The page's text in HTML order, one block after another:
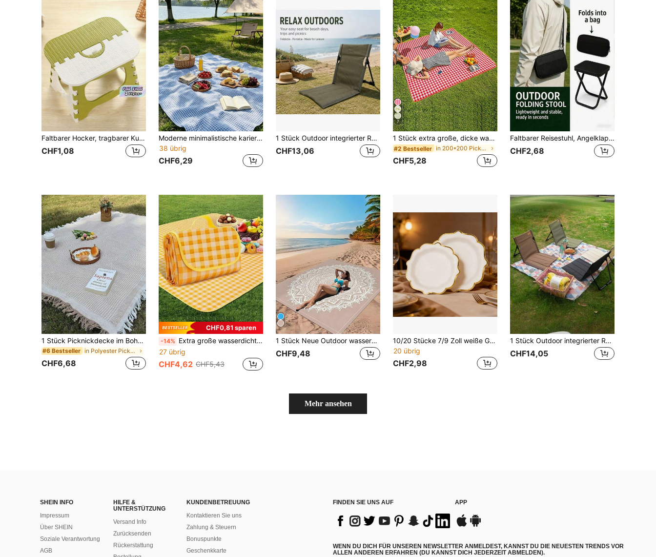
Faltbarer Hocker, tragbarer Kunststoffstuhl, leicht, kompakt, platzsparend, einfach zu verstauen, rutschfest, stabil, kleine Bank für Outdoor, Angeln, Reisen, Zug, Zuhause, Innen- und Außenbereich, täglicher Gebrauch
CHF1,08
Moderne minimalistische karierte Outdoor-Picknickmatte, blau-weiß karierte Picknickdecke mit Quasten, weiche karierte Outdoor-Strandmatte, waschbare karierte dekorative Decke, geeignet für Gartenpicknick, Camping, Frühlings- und Herbst-Outdoor-Party, Geburtstags-Outdoor-Party und tägliche Freizeitnutzung
38 übrig
CHF6,29
1 Stück Outdoor integrierter Rückenlehnen Sitz Stuhl, faltbarer Einzelperson Freizeitstuhl, tragbarer Camping Strandstuhl, geeignet für Reisen und Rasennutzung, Schulanfang Schülerbedarf, großartiges Preis-Leistungs-Verhältnis
CHF13,06
7
1 Stück extra große, dicke wasserdichte Picknick-Matte, faltbare wasserdichte Picknick-Decke für Outdoor, tragbare Picknick-Matte geeignet für Familie, Freunde, Camping und Picknicks
#2 Bestseller in 200*200 Picknickmatte
CHF5,28
Faltbarer Reisestuhl, Angelklappstuhl, robuster Sitz, perfekt für Camping, Angeln und Outdoor-Einsatz, stabil und wackelfrei, Campingstuhl, tragbares Design, Campingausrüstung, tragbarer Sitz, platzsparende Möbel, leichte Struktur, Outdoor-Abenteuer-Enthusiasten
CHF2,68
1 Stück Picknickdecke im Boho-Stil, Campingdecke, Tischdecke, Outdoor-Rasenmatte, Campingausrüstung, Boho-Stil Tischdecke, Nickerchen-Decke, feuchtigkeitsabweisende Zeltmatte, Picknickmatte, geeignet für Outdoor-Picknick, Feiertagsparty-Dekoration, Schlafzimmer-/Wohnzimmer-Dekoration, Outdoor-Reisen, Valentinstag-Geschenk, Innenraum-Dekoration
#6 Bestseller in Polyester Picknickmatte
CHF6,68
CHF0,81 sparen
-14% Extra große wasserdichte & sandresistente Outdoor-Picknickdecke, Reisedecke, Campingausrüstung, Campingzubehör, Strandzubehör, Picknickzubehör, Urlaubs-Camping-Essentials, tragbare faltbare Decken Gingham-Picknickmatte für den Strand
27 übrig
CHF4,62 CHF5,43
1 Stück Neue Outdoor wasserdichte sandabweisende digital bedruckte große Picknick Matte Strandtuch, modisches frisches Muster, weich, leicht, schnelltrocknend, tragbar für Camping, Picknick, Park, Reise, Strandparty, Sommer, Frühling, Outdoor Essentials, Freizeitaktivitäten Zubehör
CHF9,48
10/20 Stücke 7/9 Zoll weiße Goldfolie Party Teller, perfekt für Abschlussfeier Zubehör, Party Dekoration, Geburtstagsfeier, Hochzeit, Picknick und Taufe
20 übrig
CHF2,98
1 Stück Outdoor integrierter Rückenlehnen-Sitzkissen-Stuhl, klappbarer Camping-Gras-Stuhl, tragbarer Lässig-Einzelperson-Stuhl, Reise-Strandstuhl
CHF14,05
Mehr ansehen
SHEIN INFO
Impressum
Über SHEIN
Soziale Verantwortung
AGB
HILFE &
UNTERSTÜTZUNG
Versand Info
Zurücksenden
Rückerstattung
KUNDENBETREUUNG
Kontaktieren Sie uns
Zahlung & Steuern
Bonuspunkte
Geschenkkarte
FINDEN SIE UNS AUF APP
WENN DU DICH FÜR UNSEREN NEWSLETTER ANMELDEST, KANNST DU DIE NEUESTEN TRENDS VOR
ALLEN ANDEREN ERFAHREN (DU KANNST DICH JEDERZEIT ABMELDEN).